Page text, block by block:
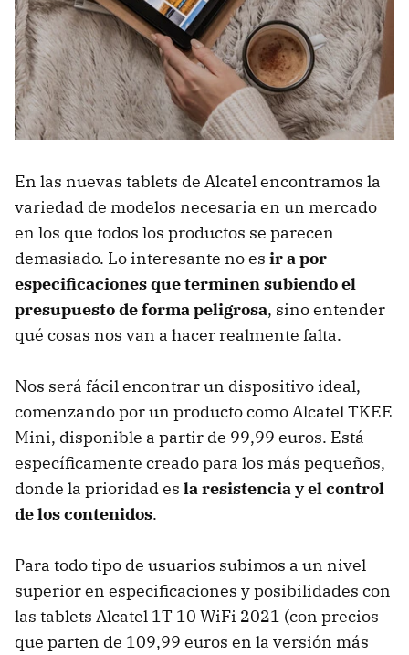
En las nuevas tablets de Alcatel encontramos la
variedad de modelos necesaria en un mercado
en los que todos los productos se parecen
demasiado. Lo interesante no es ir a por
especificaciones que terminen subiendo el
presupuesto de forma peligrosa, sino entender
qué cosas nos van a hacer realmente falta.
Nos será fácil encontrar un dispositivo ideal,
comenzando por un producto como Alcatel TKEE
Mini, disponible a partir de 99,99 euros. Está
específicamente creado para los más pequeños,
donde la prioridad es la resistencia y el control
de los contenidos.
Para todo tipo de usuarios subimos a un nivel
superior en especificaciones y posibilidades con
las tablets Alcatel 1T 10 WiFi 2021 (con precios
que parten de 109,99 euros en la versión más